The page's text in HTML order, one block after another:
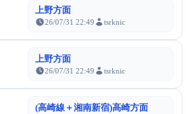
上野方面
26/07/31 22:49 tsrknic
上野方面
26/07/31 22:49 tsrknic
(高崎線＋湘南新宿)高崎方面